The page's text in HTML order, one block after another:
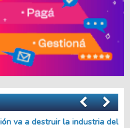
precariedad